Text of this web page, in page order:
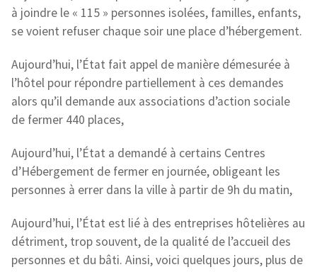
à joindre le « 115 » personnes isolées, familles, enfants,
se voient refuser chaque soir une place d’hébergement.
Aujourd’hui, l’État fait appel de manière démesurée à
l’hôtel pour répondre partiellement à ces demandes
alors qu’il demande aux associations d’action sociale
de fermer 440 places,
Aujourd’hui, l’État a demandé à certains Centres
d’Hébergement de fermer en journée, obligeant les
personnes à errer dans la ville à partir de 9h du matin,
Aujourd’hui, l’État est lié à des entreprises hôtelières au
détriment, trop souvent, de la qualité de l’accueil des
personnes et du bâti. Ainsi, voici quelques jours, plus de